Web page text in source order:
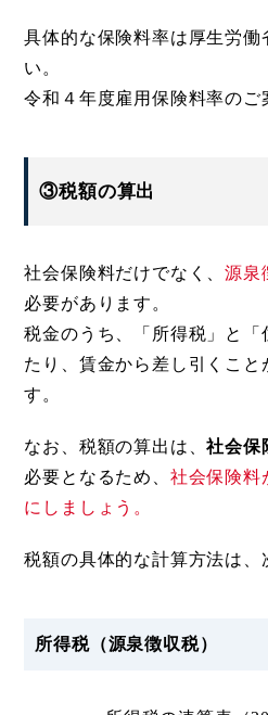
具体的な保険料率は厚生労働
い。
令和４年度雇用保険料率のご
③税額の算出
社会保険料だけでなく、源泉
必要があります。
税金のうち、「所得税」と「
たり、賃金から差し引くこと
す。
なお、税額の算出は、社会保
必要となるため、 社会保険料
にしましょう。
税額の具体的な計算方法は、
所得税（源泉徴収税）